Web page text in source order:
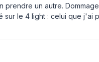
un autre.
le 4 light : celui que j'ai